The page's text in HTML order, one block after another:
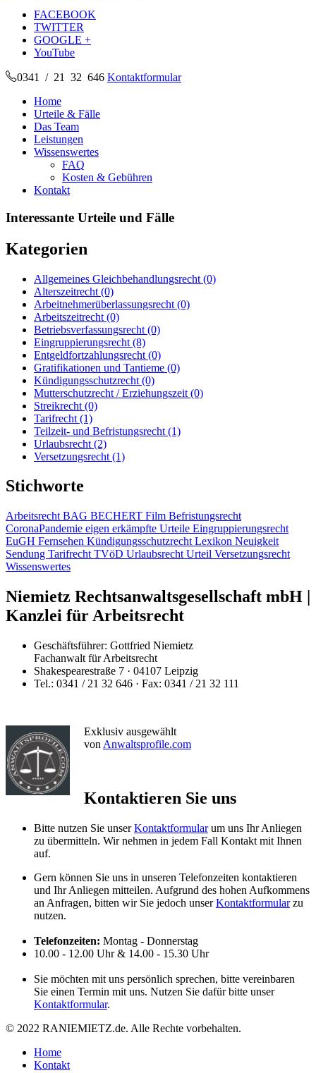
FACEBOOK
TWITTER
GOOGLE +
YouTube
0341 / 21 32 646 Kontaktformular
Home
Urteile & Fälle
Das Team
Leistungen
Wissenswertes
FAQ
Kosten & Gebühren
Kontakt
Interessante Urteile und Fälle
Kategorien
Allgemeines Gleichbehandlungsrecht (0)
Alterszeitrecht (0)
Arbeitnehmerüberlassungsrecht (0)
Arbeitszeitrecht (0)
Betriebsverfassungsrecht (0)
Eingruppierungsrecht (8)
Entgeldfortzahlungsrecht (0)
Gratifikationen und Tantieme (0)
Kündigungsschutzrecht (0)
Mutterschutzrecht / Erziehungszeit (0)
Streikrecht (0)
Tarifrecht (1)
Teilzeit- und Befristungsrecht (1)
Urlaubsrecht (2)
Versetzungsrecht (1)
Stichworte
Arbeitsrecht BAG BECHERT Film Befristungsrecht
CoronaPandemie eigen erkämpfte Urteile Eingruppierungsrecht
EuGH Fernsehen Kündigungsschutzrecht Lexikon Neuigkeit
Sendung Tarifrecht TVöD Urlaubsrecht Urteil Versetzungsrecht
Wissenswertes
Niemietz Rechtsanwaltsgesellschaft mbH |
Kanzlei für Arbeitsrecht
Geschäftsführer: Gottfried Niemietz
Fachanwalt für Arbeitsrecht
Shakespearestraße 7 · 04107 Leipzig
Tel.: 0341 / 21 32 646 · Fax: 0341 / 21 32 111
Exklusiv ausgewählt
von Anwaltsprofile.com
Kontaktieren Sie uns
Bitte nutzen Sie unserKontaktformularum uns Ihr Anliegen
zu übermitteln. Wir nehmen in jedem Fall Kontakt mit Ihnen
auf.
Gern können Sie uns in unseren Telefonzeiten kontaktieren
und Ihr Anliegen mitteilen. Aufgrund des hohen Aufkommens
an Anfragen, bitten wir Sie jedoch unserKontaktformularzu
nutzen.
Telefonzeiten: Montag - Donnerstag
10.00 - 12.00 Uhr & 14.00 - 15.30 Uhr
Sie möchten mit uns persönlich sprechen, bitte vereinbaren
Sie einen Termin mit uns. Nutzen Sie dafür bitte unser
Kontaktformular.
© 2022 RANIEMIETZ.de. Alle Rechte vorbehalten.
Home
Kontakt